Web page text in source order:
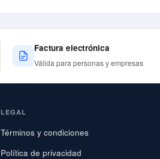
Factura electrónica
Válida para personas y empresas
LEGAL
Términos y condiciones
Política de privacidad